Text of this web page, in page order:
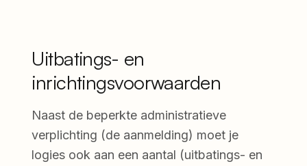
Uitbatings- en
inrichtingsvoorwaarden
Naast de beperkte administratieve
verplichting (de aanmelding) moet je
logies ook aan een aantal (uitbatings- en